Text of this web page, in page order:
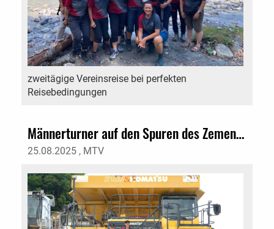
zweitägige Vereinsreise bei perfekten
Reisebedingungen
Männerturner auf den Spuren des Zementes
25.08.2025 , MTV